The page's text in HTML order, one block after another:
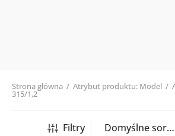
Strona główna / Atrybut produktu: Model /
315/1,2
Filtry